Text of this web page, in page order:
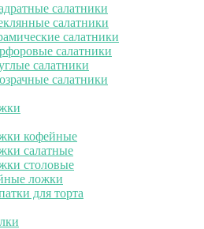
салатники
салатники
салатники
салатники
салатники
салатники
кофейные
салатные
столовые
ложки
для торта